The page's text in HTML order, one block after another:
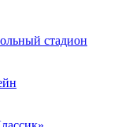
стадион